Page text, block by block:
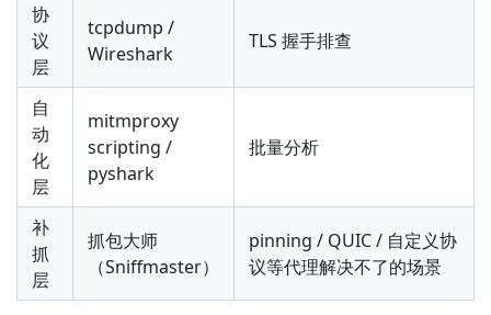
协
议
层
tcpdump /
Wireshark
TLS 握手排查
自
动
化
层
mitmproxy
scripting /
pyshark
批量分析
补
抓
层
抓包大师
（Sniffmaster）
pinning / QUIC / 自定义协
议等代理解决不了的场景